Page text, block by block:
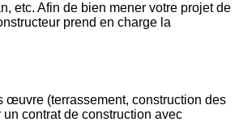
etc. Afin de bien mener votre projet de
prend en charge la
œuvre (terrassement, construction des
contrat de construction avec